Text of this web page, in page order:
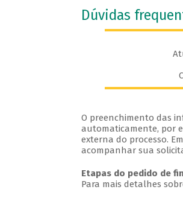
Dúvidas
O preenchimento das
automaticamente, por
externa do processo.
acompanhar sua
Etapas do pedido de
Para mais detalhes